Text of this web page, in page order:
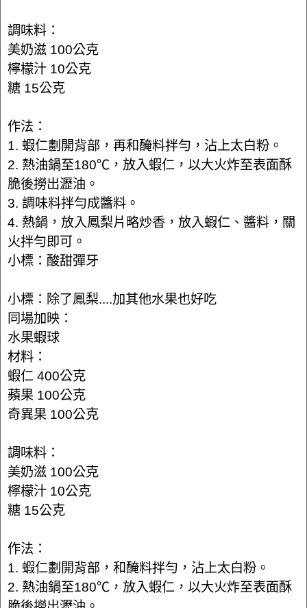
調味料：
美奶滋 100公克
檸檬汁 10公克
糖 15公克
作法：
1. 蝦仁劃開背部，再和醃料拌勻，沾上太白粉。
2. 熱油鍋至180℃，放入蝦仁，以大火炸至表面酥
脆後撈出瀝油。
3. 調味料拌勻成醬料。
4. 熱鍋，放入鳳梨片略炒香，放入蝦仁、醬料，關
火拌勻即可。
小標：酸甜彈牙
小標：除了鳳梨....加其他水果也好吃
同場加映：
水果蝦球
材料：
蝦仁 400公克
蘋果 100公克
奇異果 100公克
調味料：
美奶滋 100公克
檸檬汁 10公克
糖 15公克
作法：
1. 蝦仁劃開背部，和醃料拌勻，沾上太白粉。
2. 熱油鍋至180℃，放入蝦仁，以大火炸至表面酥